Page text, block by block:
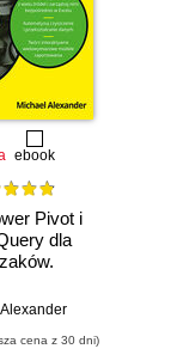
ebook
Pivot i
dla
cena z 30 dni)